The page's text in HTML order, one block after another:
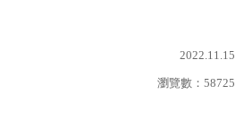
2022.11.15
瀏覽數： 58725